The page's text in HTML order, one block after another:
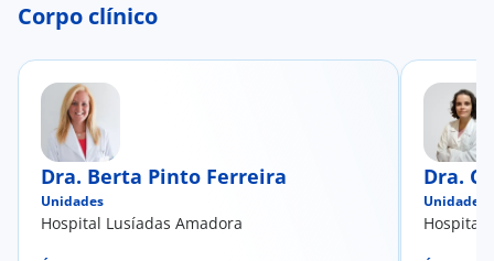
Corpo clínico
Dra. Berta Pinto Ferreira
Unidades
Hospital Lusíadas Amadora
Dra.
Unidades
Hospital